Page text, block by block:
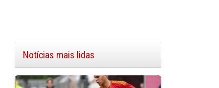
Notícias mais lidas